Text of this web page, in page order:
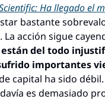
Ha llegado el
bastante
acción sigue
del todo
importantes
capital ha sido
es demasiado